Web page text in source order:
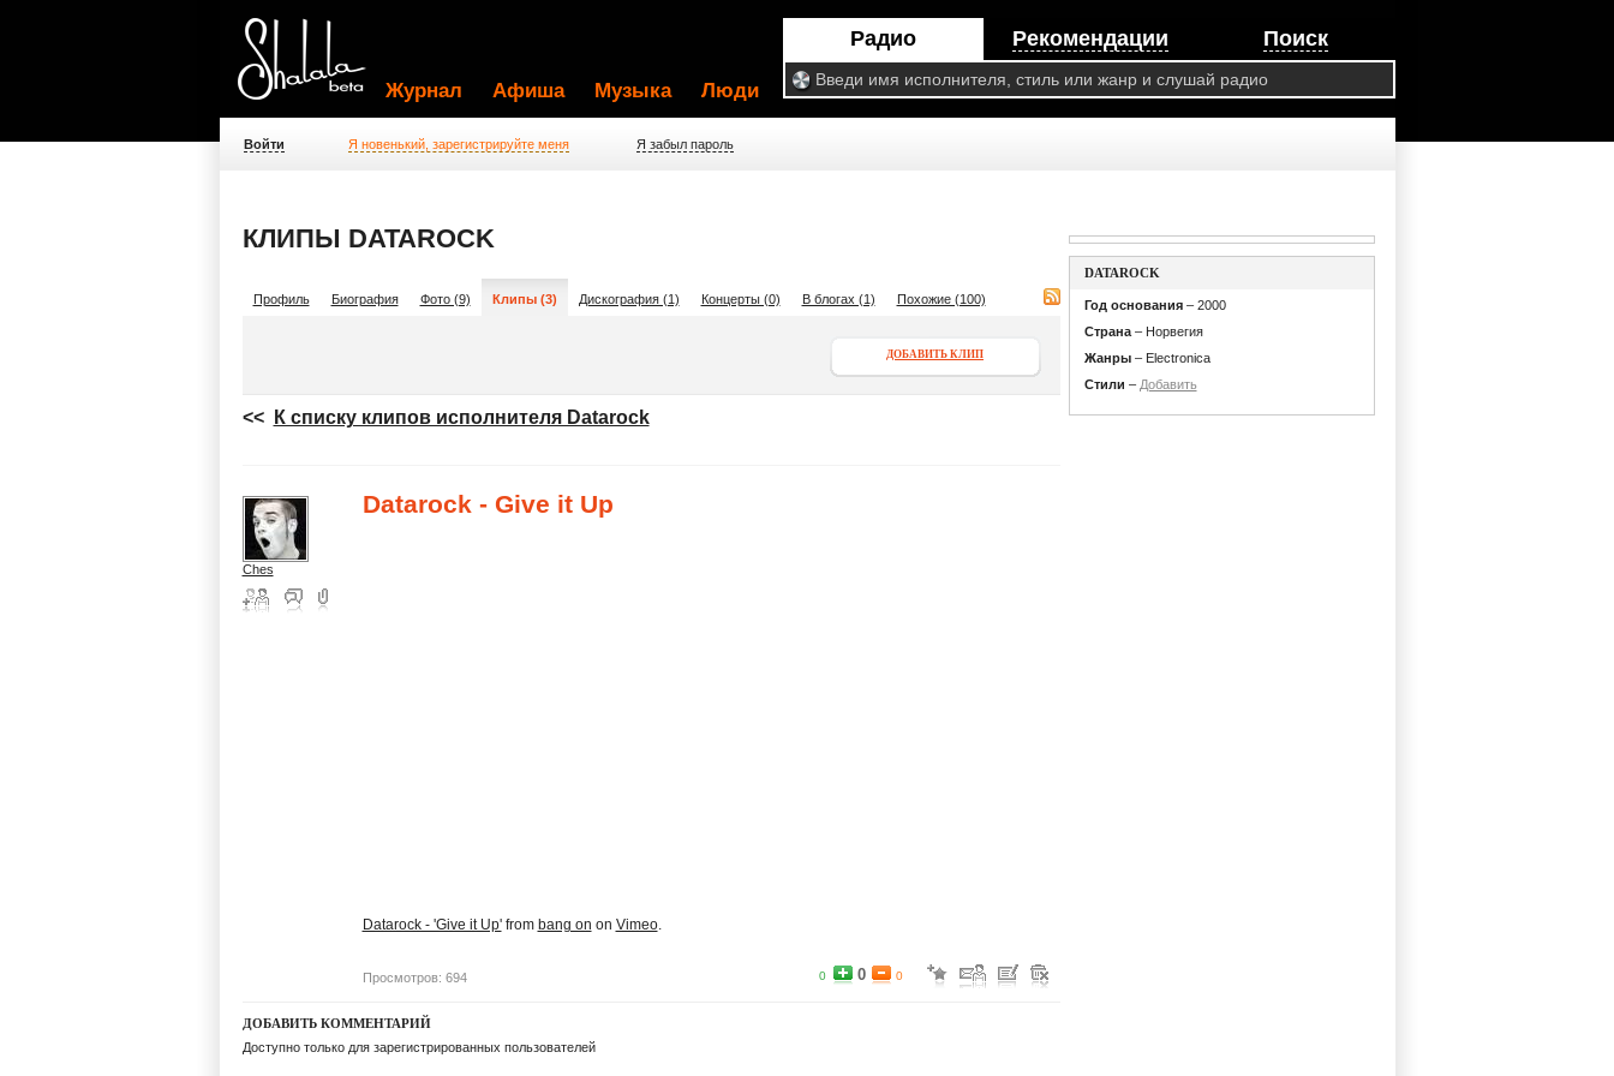
Радио Рекомендации Поиск
Журнал Афиша Музыка Люди
Войти Я новенький, зарегистрируйте меня Я забыл пароль
КЛИПЫ DATAROCK
Профиль Биография Фото (9) Клипы (3) Дискография (1) Концерты (0) В блогах (1) Похожие (100)
ДОБАВИТЬ КЛИП
<< К списку клипов исполнителя Datarock
Ches
Datarock - Give it Up
Datarock - 'Give it Up'from bang on on Vimeo.
Просмотров: 694 0 0 0
ДОБАВИТЬ КОММЕНТАРИЙ
Доступно только для зарегистрированных пользователей
DATAROCK
Год основания– 2000
Страна– Норвегия
Жанры– Electronica
Стили – Добавить